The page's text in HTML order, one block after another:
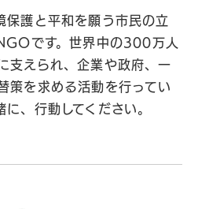
保護と平和を願う市民の立
です。世界中の300万人
支えられ、企業や政府、一
策を求める活動を行ってい
、行動してください。